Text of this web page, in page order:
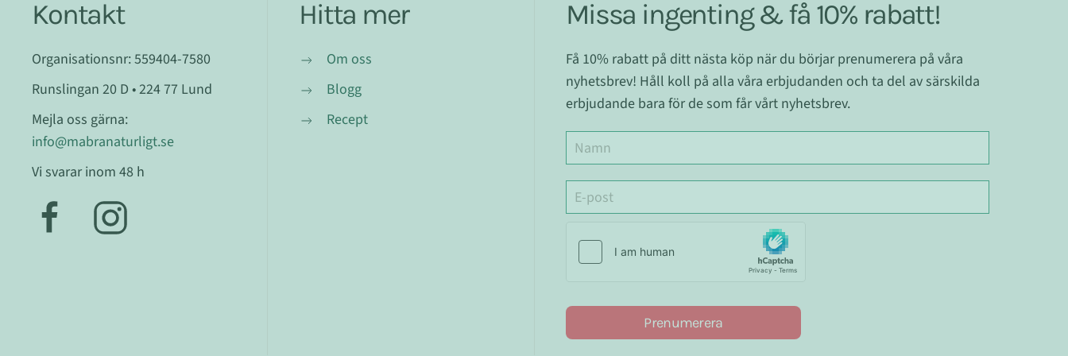
Kontakt
Organisationsnr: 559404-7580
Runslingan 20 D • 224 77 Lund
Mejla oss gärna:
info@mabranaturligt.se
Vi svarar inom 48 h
Hitta mer
Om oss
Blogg
Recept
Missa ingenting & få 10% rabatt!
Få 10% rabatt på ditt nästa köp när du börjar prenumerera på våra
nyhetsbrev! Håll koll på alla våra erbjudanden och ta del av särskilda
erbjudande bara för de som får vårt nyhetsbrev.
Prenumerera